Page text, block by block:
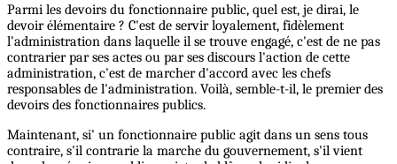
Parmi les devoirs du fonctionnaire public, quel est, je dirai, le
devoir élémentaire ? C'est de servir loyalement, fidèlement
l'administration dans laquelle il se trouve engagé, c'est de ne pas
contrarier par ses actes ou par ses discours l'action de cette
administration, c'est de marcher d'accord avec les chefs
responsables de l'administration. Voilà, semble-t-il, le premier des
devoirs des fonctionnaires publics.
Maintenant, si' un fonctionnaire public agit dans un sens tous
contraire, s'il contrarie la marche du gouvernement, s'il vient